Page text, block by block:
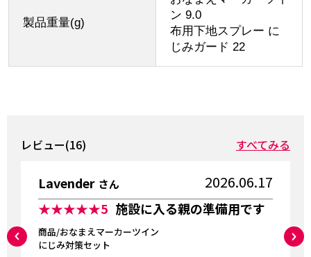
製品重量(g)
ン 9.0
布用下地スプレー に
じみガード 22
レビュー(16) すべてみる
Lavender さん 2026.06.17
★★★★★5 施設に入る親の準備用です
商品/おなまえマーカーツイン
にじみ対策セット